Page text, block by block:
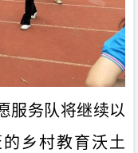
服务队将继续以
乡村教育沃土